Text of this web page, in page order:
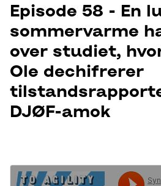
Episode 58 - En
sommervarme
over studiet,
Ole dechifrerer
DJØF-amok